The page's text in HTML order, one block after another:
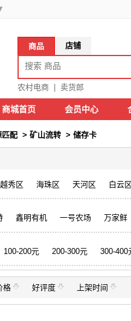
商品 店铺
农村电商 卖货郎
商城首页 会员中心
匹配 > 矿山流转 > 储存卡
越秀区 海珠区 天河区 白云
鑫明有机 一号农场 万家鲜
100-200元 200-300元 300-400
格 好评度 上架时间